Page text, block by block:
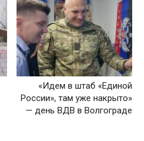
«Идем в штаб «Единой
России», там уже накрыто»
— день ВДВ в Волгограде